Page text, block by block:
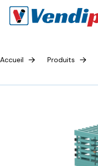
Accueil Produits